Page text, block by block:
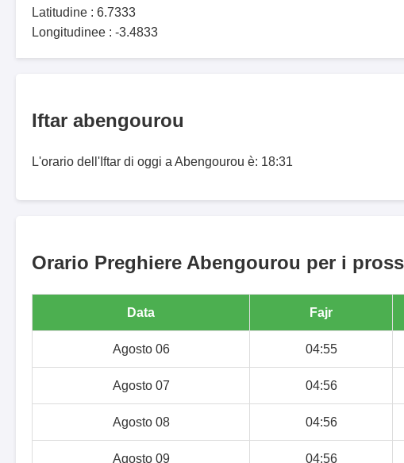
Latitudine : 6.7333
Longitudinee : -3.4833
Iftar abengourou
L'orario dell'Iftar di oggi a Abengourou è: 18:31
Orario Preghiere Abengourou per i
Data Fajr
Agosto 06 04:55
Agosto 07 04:56
Agosto 08 04:56
Agosto 09 04:56